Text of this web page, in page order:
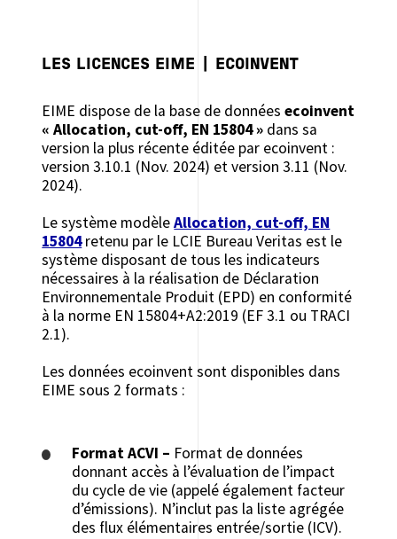
LES LICENCES EIME | ECOINVENT
EIME dispose de la base de donnéesecoinvent
« Allocation, cut-off, EN 15804 » dans sa
version la plus récente éditée par ecoinvent :
version 3.10.1 (Nov. 2024) et version 3.11 (Nov.
2024).
Le système modèleAllocation, cut-off, EN
15804retenu par le LCIE Bureau Veritas est le
système disposant de tous les indicateurs
nécessaires à la réalisation de Déclaration
Environnementale Produit (EPD) en conformité
à la norme EN 15804+A2:2019 (EF 3.1 ou TRACI
2.1).
Les données ecoinvent sont disponibles dans
EIME sous 2 formats :
Format ACVI – Format de données
donnant accès à l’évaluation de l’impact
du cycle de vie (appelé également facteur
d’émissions). N’inclut pas la liste agrégée
des flux élémentaires entrée/sortie (ICV).